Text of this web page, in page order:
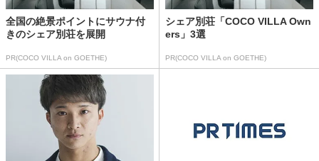
全国の絶景ポイントにサウナ付
きのシェア別荘を展開
PR(COCO VILLA on GOETHE)
シェア別荘「COCO VILLA Own
ers」3選
PR(COCO VILLA on GOETHE)